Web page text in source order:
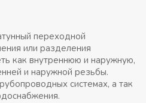
переходной
или разделения
как внутреннюю и наружную,
и наружной резьбы.
системах, а так